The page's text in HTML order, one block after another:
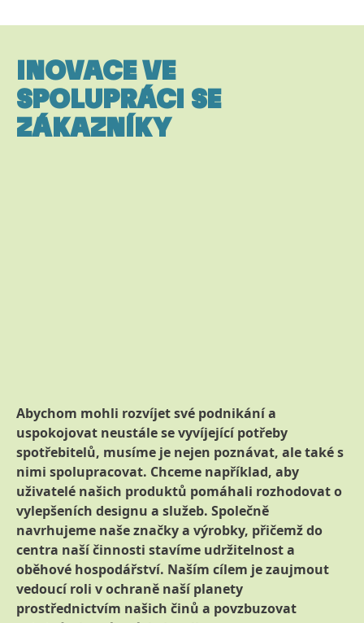
INOVACE VE
SPOLUPRÁCI SE
ZÁKAZNÍKY
Abychom mohli rozvíjet své podnikání a
uspokojovat neustále se vyvíjející potřeby
spotřebitelů, musíme je nejen poznávat, ale také s
nimi spolupracovat. Chceme například, aby
uživatelé našich produktů pomáhali rozhodovat o
vylepšeních designu a služeb. Společně
navrhujeme naše značky a výrobky, přičemž do
centra naší činnosti stavíme udržitelnost a
oběhové hospodářství. Naším cílem je zaujmout
vedoucí roli v ochraně naší planety
prostřednictvím našich činů a povzbuzovat